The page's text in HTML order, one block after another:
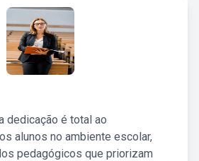
dedicação é total ao
alunos no ambiente escolar,
pedagógicos que priorizam